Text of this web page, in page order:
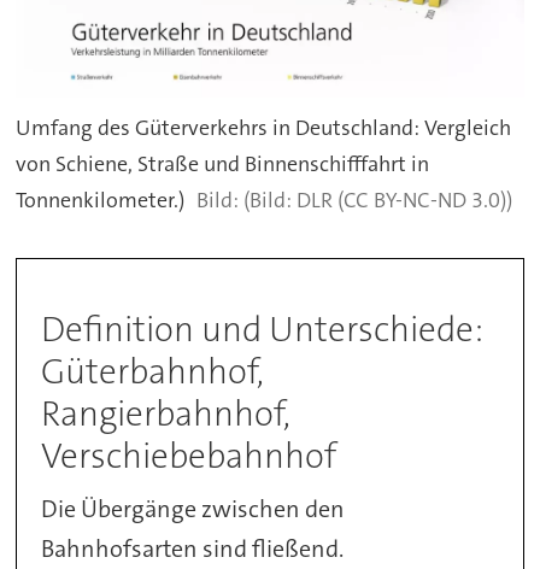
Umfang des Güterverkehrs in Deutschland: Vergleich
von Schiene, Straße und Binnenschifffahrt in
Tonnenkilometer.)
(Bild: DLR (CC BY-NC-ND 3.0))
Definition und Unterschiede:
Güterbahnhof,
Rangierbahnhof,
Verschiebebahnhof
Die Übergänge zwischen den
Bahnhofsarten sind fließend.